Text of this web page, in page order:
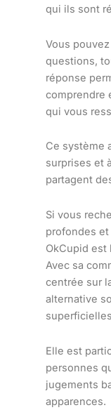
qui ils sont
Vous
questions,
réponse
comprendre
qui vous
Ce système
surprises et
partagent
Si vous
profondes
OkCupid est
Avec sa
centrée sur
alternative
Elle est
personnes
jugements
apparences.